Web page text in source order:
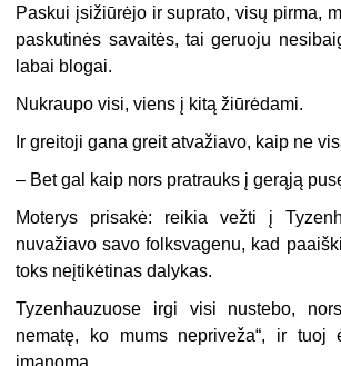
Paskui įsižiūrėjo ir suprato, visų pirma,
paskutinės savaitės, tai geruoju
labai blogai.
Nukraupo visi, viens į kitą žiūrėdami.
Ir greitoji gana greit atvažiavo, kaip ne
– Bet gal kaip nors pratrauks į gerąją
Moterys prisakė: reikia vežti į
nuvažiavo savo folksvagenu, kad
toks neįtikėtinas dalykas.
Tyzenhauzuose irgi visi nustebo,
nematę, ko mums nepriveža“, ir tuoj
įmanoma.